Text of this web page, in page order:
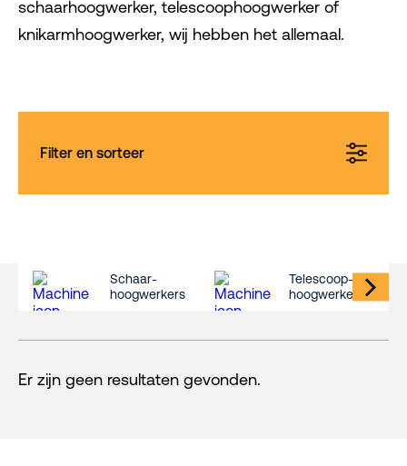
schaarhoogwerker, telescoophoogwerker of
knikarmhoogwerker, wij hebben het allemaal.
Filter en sorteer
Schaar-
hoogwerkers
Telescoop-
hoogwerkers
Er zijn geen resultaten gevonden.